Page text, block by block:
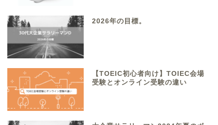
2026年の目標。
【TOEIC初心者向け】TOIEC会場
受験とオンライン受験の違い